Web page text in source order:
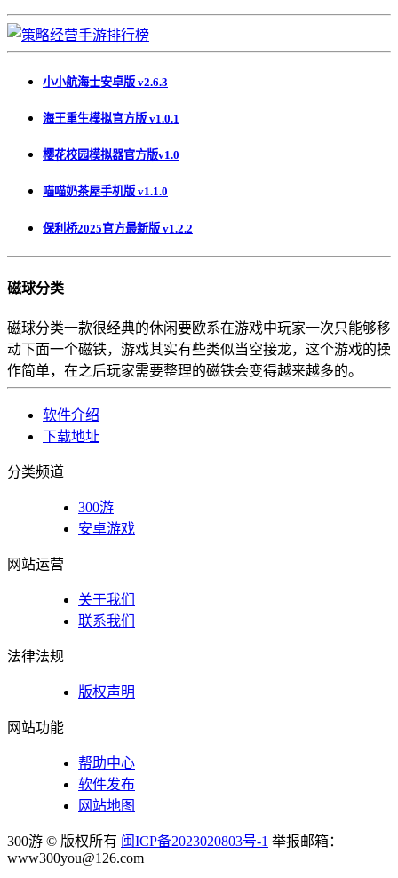
小小航海士安卓版 v2.6.3
海王重生模拟官方版 v1.0.1
樱花校园模拟器官方版v1.0
喵喵奶茶屋手机版 v1.1.0
保利桥2025官方最新版 v1.2.2
磁球分类
磁球分类一款很经典的休闲要欧系在游戏中玩家一次只能够移
动下面一个磁铁，游戏其实有些类似当空接龙，这个游戏的操
作简单，在之后玩家需要整理的磁铁会变得越来越多的。
软件介绍
下载地址
分类频道
300游
安卓游戏
网站运营
关于我们
联系我们
法律法规
版权声明
网站功能
帮助中心
软件发布
网站地图
300游 © 版权所有 闽ICP备2023020803号-1 举报邮箱：
www300you@126.com